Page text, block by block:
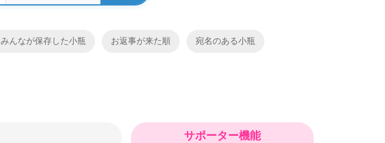
みんなが保存した小瓶 お返事が来た順 宛名のある小瓶
サポーター機能